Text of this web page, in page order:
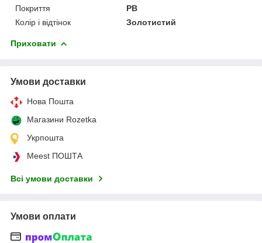
Покриття
РВ
Колір і відтінок
Золотистий
Приховати
Умови доставки
Нова Пошта
Магазини Rozetka
Укрпошта
Meest ПОШТА
Всі умови доставки
Умови оплати